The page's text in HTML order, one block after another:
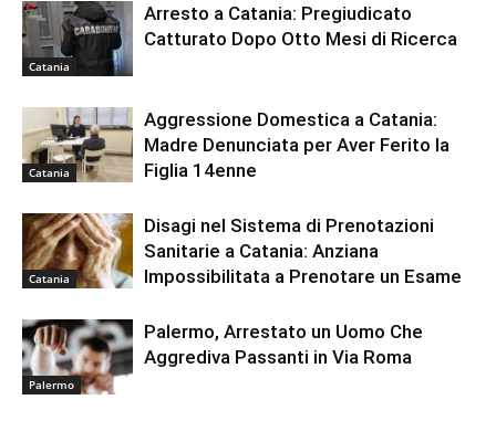
Catania
Arresto a Catania: Pregiudicato
Catturato Dopo Otto Mesi di Ricerca
Catania
Aggressione Domestica a Catania:
Madre Denunciata per Aver Ferito la
Figlia 14enne
Catania
Disagi nel Sistema di Prenotazioni
Sanitarie a Catania: Anziana
Impossibilitata a Prenotare un Esame
Palermo
Palermo, Arrestato un Uomo Che
Aggrediva Passanti in Via Roma